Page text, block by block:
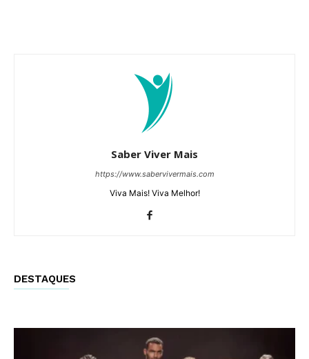
Saber Viver Mais
https://www.sabervivermais.com
Viva Mais! Viva Melhor!
DESTAQUES